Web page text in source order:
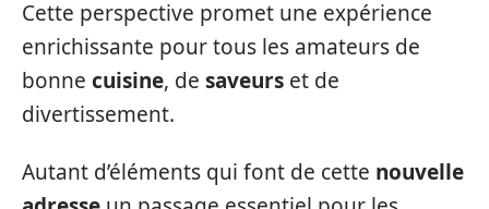
Cette perspective promet une expérience
enrichissante pour tous les amateurs de
bonne cuisine, de saveurs et de
divertissement.
Autant d’éléments qui font de cette nouvelle